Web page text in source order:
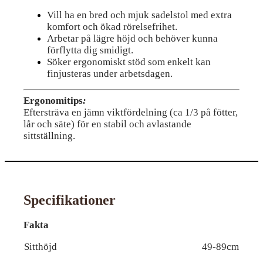
Vill ha en bred och mjuk sadelstol med extra
komfort och ökad rörelsefrihet.
Arbetar på lägre höjd och behöver kunna
förflytta dig smidigt.
Söker ergonomiskt stöd som enkelt kan
finjusteras under arbetsdagen.
Ergonomitips:
Eftersträva en jämn viktfördelning (ca 1/3 på fötter,
lår och säte) för en stabil och avlastande
sittställning.
Specifikationer
Fakta
Sitthöjd
49-89cm